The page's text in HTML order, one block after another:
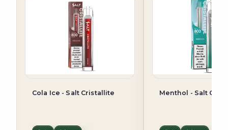
Cola Ice - Salt Cristallite Menthol - Salt